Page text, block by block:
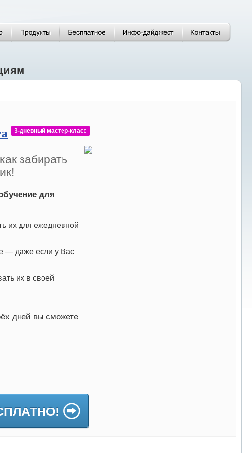
3-дневный мастер-класс
забирать
для
их для ежедневной
— даже если у Вас
их в своей
дней вы сможете